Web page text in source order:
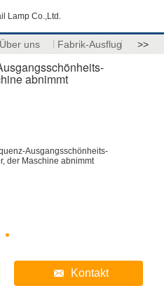
Lamp Co.,Ltd.
Über uns Fabrik-Ausflug >>
abnimmt
Kontakt